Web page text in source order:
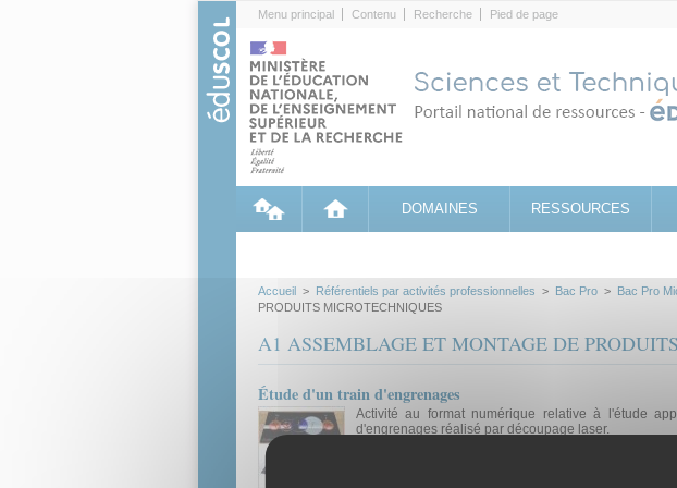
Menu principal Contenu Recherche Pied de page
DOMAINES RESSOURCES
Accueil > Référentiels par activités professionnelles > Bac Pro > Bac Pro
PRODUITS MICROTECHNIQUES
A1 ASSEMBLAGE ET MONTAGE DE
Étude d'un train d'engrenages
Activité au format numérique relative à l'étude
d'engrenages réalisé par découpage laser.